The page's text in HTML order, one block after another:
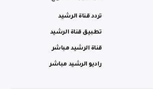
تردد قناة الرشيد
تطبيق قناة الرشيد
قناة الرشيد مباشر
راديو الرشيد مباشر